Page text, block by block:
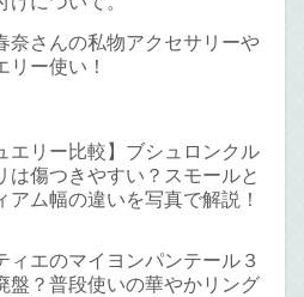
奈さんの私物アクセサリーや
リー使い！
エリー比較】ブシュロンクル
は傷つきやすい？スモールと
アム幅の違いを写真で解説！
ィエのマイヨンパンテール３
盤？普段使いの華やかリング